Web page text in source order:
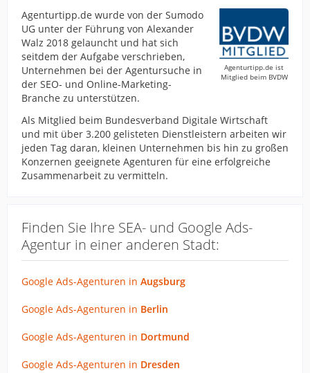
Agenturtipp.de ist
Mitglied beim BVDW
Agenturtipp.de wurde von der Sumodo
UG unter der Führung von Alexander
Walz 2018 gelauncht und hat sich
seitdem der Aufgabe verschrieben,
Unternehmen bei der Agentursuche in
der SEO- und Online-Marketing-
Branche zu unterstützen.
Als Mitglied beim Bundesverband Digitale Wirtschaft
und mit über 3.200 gelisteten Dienstleistern arbeiten wir
jeden Tag daran, kleinen Unternehmen bis hin zu großen
Konzernen geeignete Agenturen für eine erfolgreiche
Zusammenarbeit zu vermitteln.
Finden Sie Ihre SEA- und Google Ads-
Agentur in einer anderen Stadt:
Google Ads-Agenturen in Augsburg
Google Ads-Agenturen in Berlin
Google Ads-Agenturen in Dortmund
Google Ads-Agenturen in Dresden